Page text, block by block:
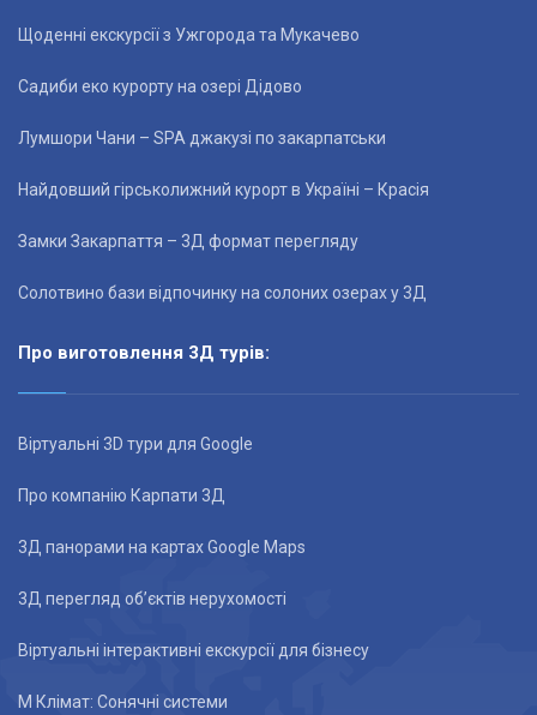
Щоденні екскурсії з Ужгорода та Мукачево
Садиби еко курорту на озері Дідово
Лумшори Чани – SPA джакузі по закарпатськи
Найдовший гірськолижний курорт в Україні – Красія
Замки Закарпаття – 3Д формат перегляду
Солотвино бази відпочинку на солоних озерах у 3Д
Про виготовлення 3Д турів:
Віртуальні 3D тури для Google
Про компанію Карпати 3Д
3Д панорами на картах Google Maps
3Д перегляд об’єктів нерухомості
Віртуальні інтерактивні екскурсії для бізнесу
М Клімат: Сонячні системи